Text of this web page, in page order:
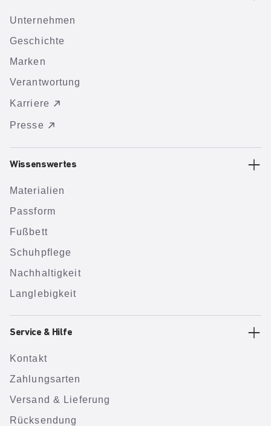
Unternehmen
Geschichte
Marken
Verantwortung
Karriere
Presse
Wissenswertes
Materialien
Passform
Fußbett
Schuhpflege
Nachhaltigkeit
Langlebigkeit
Service & Hilfe
Kontakt
Zahlungsarten
Versand & Lieferung
Rücksendung